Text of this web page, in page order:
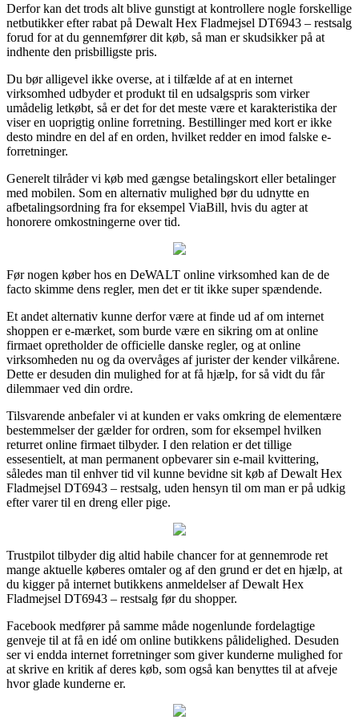
Derfor kan det trods alt blive gunstigt at kontrollere nogle forskellige
netbutikker efter rabat på Dewalt Hex Fladmejsel DT6943 – restsalg
forud for at du gennemfører dit køb, så man er skudsikker på at
indhente den prisbilligste pris.
Du bør alligevel ikke overse, at i tilfælde af at en internet
virksomhed udbyder et produkt til en udsalgspris som virker
umådelig letkøbt, så er det for det meste være et karakteristika der
viser en uoprigtig online forretning. Bestillinger med kort er ikke
desto mindre en del af en orden, hvilket redder en imod falske e-
forretninger.
Generelt tilråder vi køb med gængse betalingskort eller betalinger
med mobilen. Som en alternativ mulighed bør du udnytte en
afbetalingsordning fra for eksempel ViaBill, hvis du agter at
honorere omkostningerne over tid.
Før nogen køber hos en DeWALT online virksomhed kan de de
facto skimme dens regler, men det er tit ikke super spændende.
Et andet alternativ kunne derfor være at finde ud af om internet
shoppen er e-mærket, som burde være en sikring om at online
firmaet opretholder de officielle danske regler, og at online
virksomheden nu og da overvåges af jurister der kender vilkårene.
Dette er desuden din mulighed for at få hjælp, for så vidt du får
dilemmaer ved din ordre.
Tilsvarende anbefaler vi at kunden er vaks omkring de elementære
bestemmelser der gælder for ordren, som for eksempel hvilken
returret online firmaet tilbyder. I den relation er det tillige
essesentielt, at man permanent opbevarer sin e-mail kvittering,
således man til enhver tid vil kunne bevidne sit køb af Dewalt Hex
Fladmejsel DT6943 – restsalg, uden hensyn til om man er på udkig
efter varer til en dreng eller pige.
Trustpilot tilbyder dig altid habile chancer for at gennemrode ret
mange aktuelle køberes omtaler og af den grund er det en hjælp, at
du kigger på internet butikkens anmeldelser af Dewalt Hex
Fladmejsel DT6943 – restsalg før du shopper.
Facebook medfører på samme måde nogenlunde fordelagtige
genveje til at få en idé om online butikkens pålidelighed. Desuden
ser vi endda internet forretninger som giver kunderne mulighed for
at skrive en kritik af deres køb, som også kan benyttes til at afveje
hvor glade kunderne er.